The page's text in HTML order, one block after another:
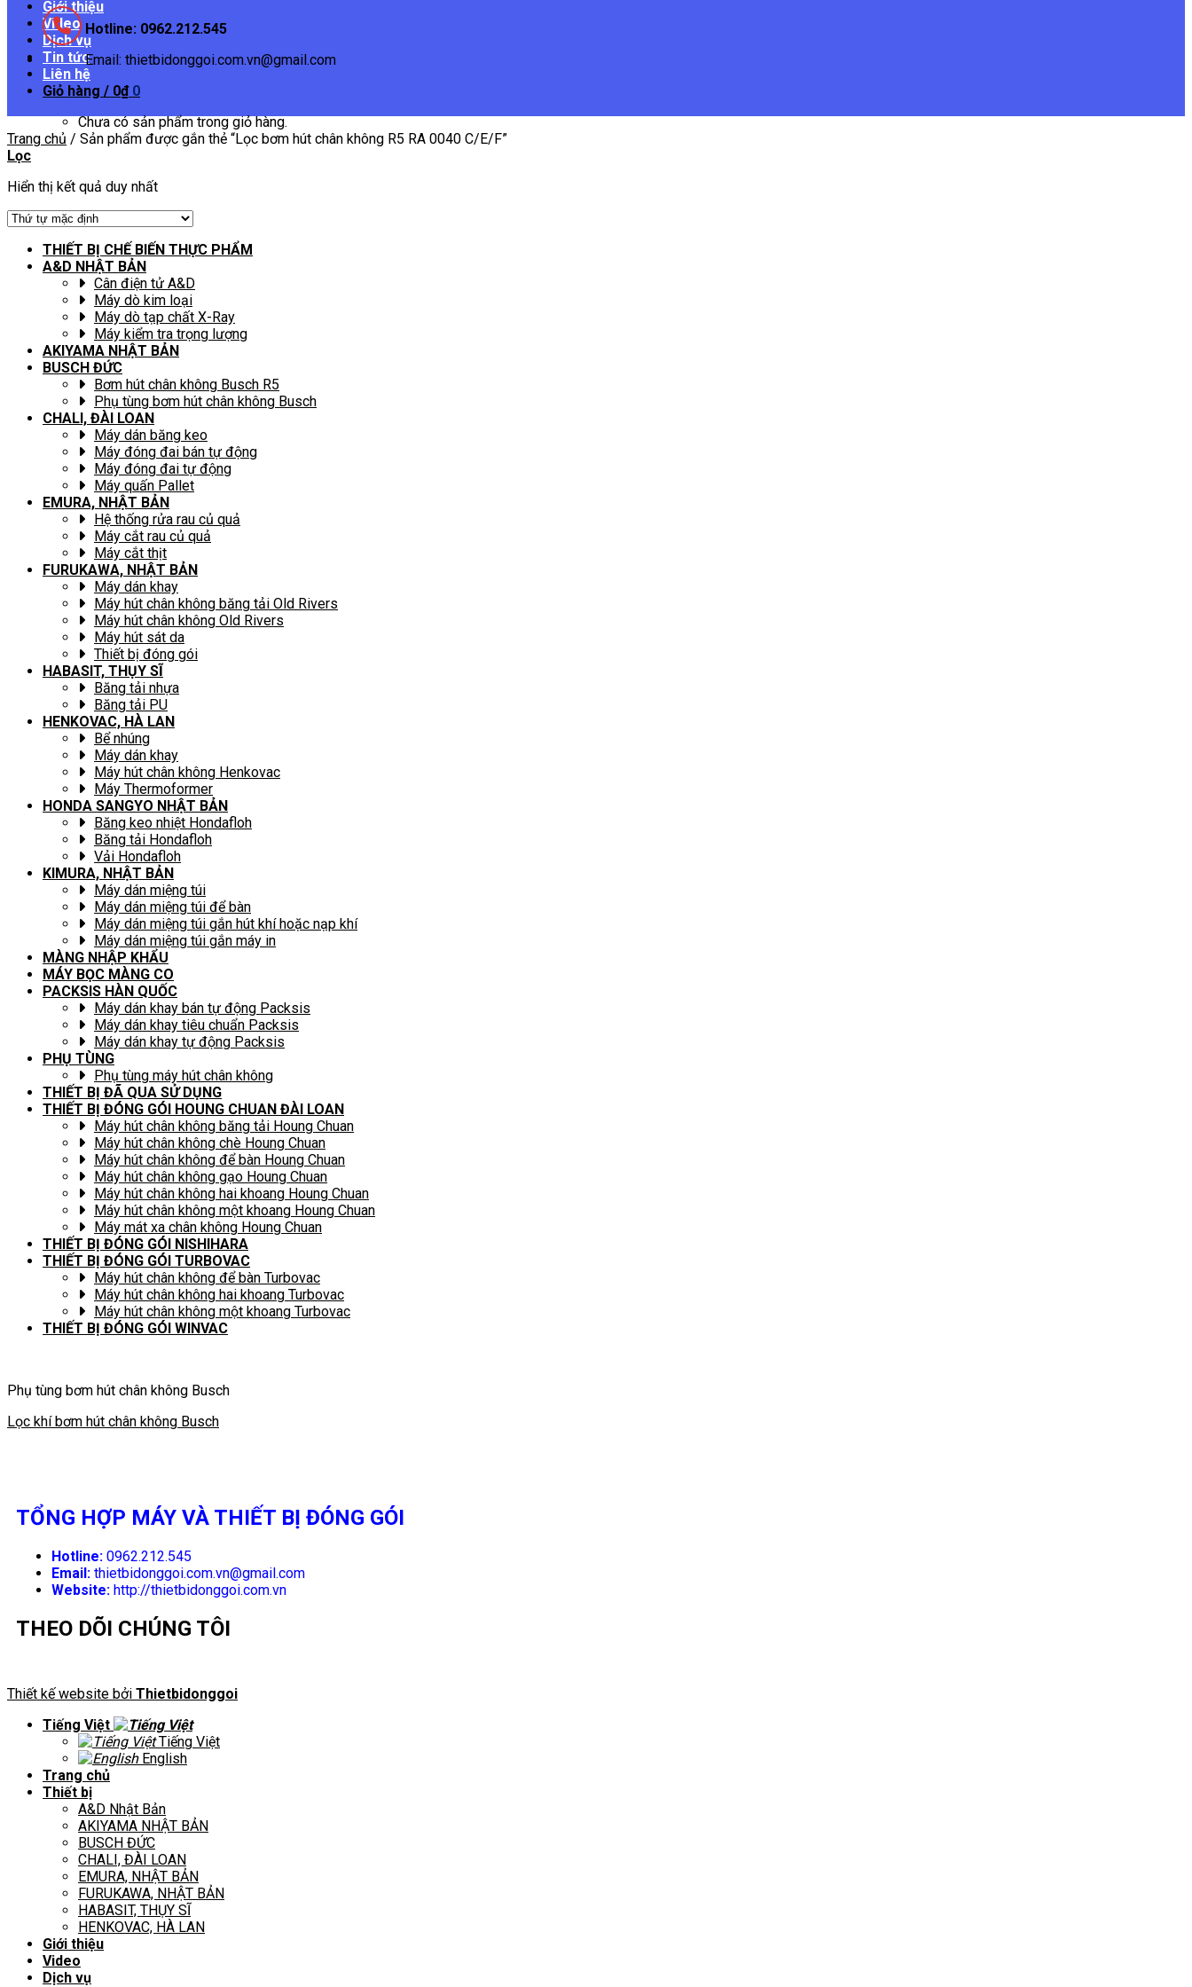
Hotline: 0962.212.545
Email: thietbidonggoi.com.vn@gmail.com
Giỏ hàng / 0₫ 0
Chưa có sản phẩm trong giỏ hàng.
Giới thiệu
Video
Dịch vụ
Tin tức
Liên hệ
Trang chủ / Sản phẩm được gắn thẻ “Lọc bơm hút chân không R5 RA 0040 C/E/F”
Lọc
Hiển thị kết quả duy nhất
THIẾT BỊ CHẾ BIẾN THỰC PHẨM
A&D NHẬT BẢN
Cân điện tử A&D
Máy dò kim loại
Máy dò tạp chất X-Ray
Máy kiểm tra trọng lượng
AKIYAMA NHẬT BẢN
BUSCH ĐỨC
Bơm hút chân không Busch R5
Phụ tùng bơm hút chân không Busch
CHALI, ĐÀI LOAN
Máy dán băng keo
Máy đóng đai bán tự động
Máy đóng đai tự động
Máy quấn Pallet
EMURA, NHẬT BẢN
Hệ thống rửa rau củ quả
Máy cắt rau củ quả
Máy cắt thịt
FURUKAWA, NHẬT BẢN
Máy dán khay
Máy hút chân không băng tải Old Rivers
Máy hút chân không Old Rivers
Máy hút sát da
Thiết bị đóng gói
HABASIT, THỤY SĨ
Băng tải nhựa
Băng tải PU
HENKOVAC, HÀ LAN
Bể nhúng
Máy dán khay
Máy hút chân không Henkovac
Máy Thermoformer
HONDA SANGYO NHẬT BẢN
Băng keo nhiệt Hondafloh
Băng tải Hondafloh
Vải Hondafloh
KIMURA, NHẬT BẢN
Máy dán miệng túi
Máy dán miệng túi để bàn
Máy dán miệng túi gắn hút khí hoặc nạp khí
Máy dán miệng túi gắn máy in
MÀNG NHẬP KHẨU
MÁY BỌC MÀNG CO
PACKSIS HÀN QUỐC
Máy dán khay bán tự động Packsis
Máy dán khay tiêu chuẩn Packsis
Máy dán khay tự động Packsis
PHỤ TÙNG
Phụ tùng máy hút chân không
THIẾT BỊ ĐÃ QUA SỬ DỤNG
THIẾT BỊ ĐÓNG GÓI HOUNG CHUAN ĐÀI LOAN
Máy hút chân không băng tải Houng Chuan
Máy hút chân không chè Houng Chuan
Máy hút chân không để bàn Houng Chuan
Máy hút chân không gạo Houng Chuan
Máy hút chân không hai khoang Houng Chuan
Máy hút chân không một khoang Houng Chuan
Máy mát xa chân không Houng Chuan
THIẾT BỊ ĐÓNG GÓI NISHIHARA
THIẾT BỊ ĐÓNG GÓI TURBOVAC
Máy hút chân không để bàn Turbovac
Máy hút chân không hai khoang Turbovac
Máy hút chân không một khoang Turbovac
THIẾT BỊ ĐÓNG GÓI WINVAC
Phụ tùng bơm hút chân không Busch
Lọc khí bơm hút chân không Busch
TỔNG HỢP MÁY VÀ THIẾT BỊ ĐÓNG GÓI
Hotline: 0962.212.545
Email: thietbidonggoi.com.vn@gmail.com
Website: http://thietbidonggoi.com.vn
THEO DÕI CHÚNG TÔI
Thiết kế website bởi Thietbidonggoi
Tiếng Việt
Tiếng Việt
English
Trang chủ
Thiết bị
A&D Nhật Bản
AKIYAMA NHẬT BẢN
BUSCH ĐỨC
CHALI, ĐÀI LOAN
EMURA, NHẬT BẢN
FURUKAWA, NHẬT BẢN
HABASIT, THỤY SĨ
HENKOVAC, HÀ LAN
Giới thiệu
Video
Dịch vụ